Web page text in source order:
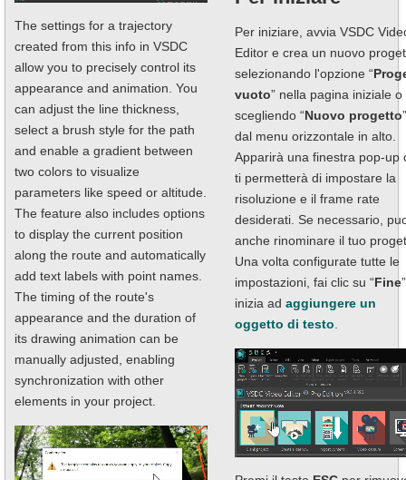
The settings for a trajectory
created from this info in VSDC
allow you to precisely control its
appearance and animation. You
can adjust the line thickness,
select a brush style for the path
and enable a gradient between
two colors to visualize
parameters like speed or altitude.
The feature also includes options
to display the current position
along the route and automatically
add text labels with point names.
The timing of the route's
appearance and the duration of
its drawing animation can be
manually adjusted, enabling
synchronization with other
elements in your project.
Per iniziare, avvia VSDC
Editor e crea un nuovo
selezionando l'opzione “
vuoto” nella pagina iniziale o
scegliendo “Nuovo progetto”
dal menu orizzontale in alto.
Apparirà una finestra pop-up
ti permetterà di impostare la
risoluzione e il frame rate
desiderati. Se necessario,
anche rinominare il tuo
Una volta configurate tutte le
impostazioni, fai clic su “Fine
inizia ad aggiungere un
oggetto di testo